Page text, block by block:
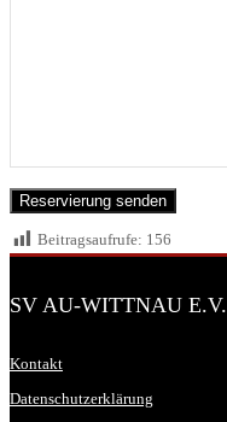
Beitragsaufrufe: 156
SV AU-WITTNAU E.V.
Kontakt
Datenschutzerklärung